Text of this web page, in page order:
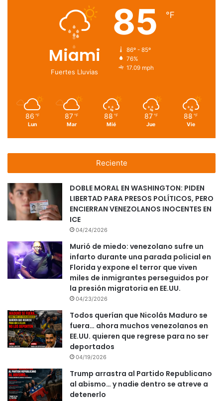
Miami
Fuertes Lluvias
85 ℉
86º - 85º
76%
17.09 mph
86 ℉
Lun
87 ℉
Mar
88 ℉
Mié
87 ℉
Jue
88 ℉
Vie
Reciente
DOBLE MORAL EN WASHINGTON: PIDEN
LIBERTAD PARA PRESOS POLÍTICOS, PERO
ENCIERRAN VENEZOLANOS INOCENTES EN
ICE
04/24/2026
Murió de miedo: venezolano sufre un
infarto durante una parada policial en
Florida y expone el terror que viven
miles de inmigrantes perseguidos por
la presión migratoria en EE.UU.
04/23/2026
Todos querían que Nicolás Maduro se
fuera… ahora muchos venezolanos en
EE.UU. quieren que regrese para no ser
deportados
04/19/2026
Trump arrastra al Partido Republicano
al abismo… y nadie dentro se atreve a
detenerlo